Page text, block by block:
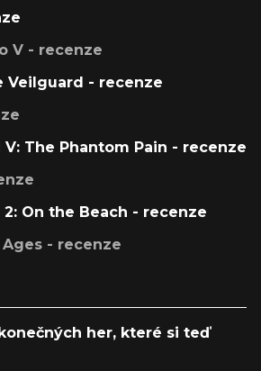
V - recenze
Veilguard - recenze
V: The Phantom Pain - recenze
On the Beach - recenze
- recenze
her, které si teď